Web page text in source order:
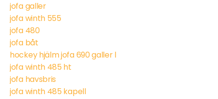
jofa galler
jofa winth 555
jofa 480
jofa båt
hockey hjälm jofa 690 galler l
jofa winth 485 ht
jofa havsbris
jofa winth 485 kapell